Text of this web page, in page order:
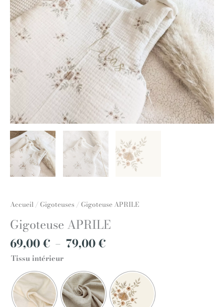
Accueil / Gigoteuses / Gigoteuse APRILE
Gigoteuse APRILE
69,00€ – 79,00€
Tissu intérieur